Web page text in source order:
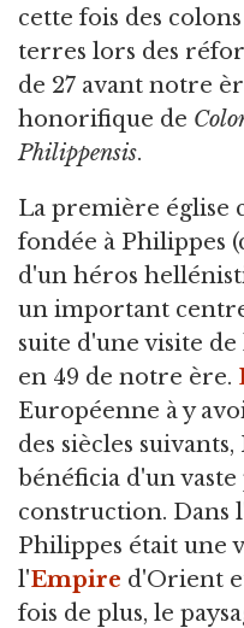
cette fois des
terres lors des
de 27 avant notre
honorifique de
Philippensis.
La première église
fondée à Philippes
d'un héros
un important
suite d'une visite
en 49 de notre ère.
Européenne à y
des siècles
bénéficia d'un
construction. Dans
Philippes était une
l'Empire d'Orient
fois de plus, le